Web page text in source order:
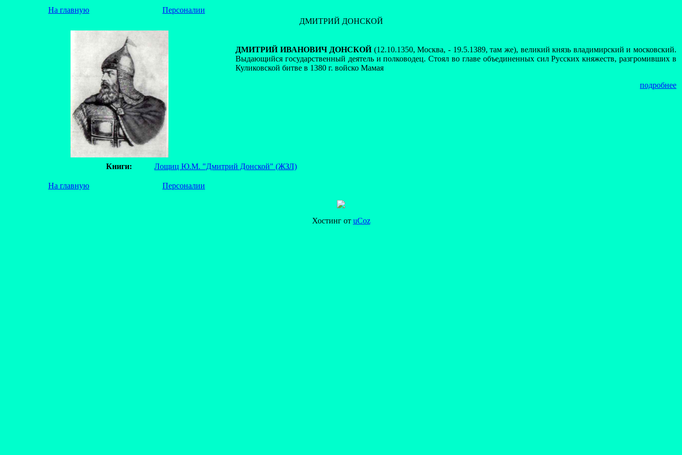
На главную
Персоналии
ДМИТРИЙ ДОНСКОЙ
ДМИТРИЙ ИВАНОВИЧ ДОНСКОЙ (12.10.1350, Москва, - 19.5.1389, там же), великий князь владимирский и московский.
Выдающийся государственный деятель и полководец. Стоял во главе объединенных сил Русских княжеств, разгромивших в
Куликовской битве в 1380 г. войско Мамая
подробнее
Книги: Лощиц Ю.М. "Дмитрий Донской" (ЖЗЛ)
На главную Персоналии
Хостинг от uCoz